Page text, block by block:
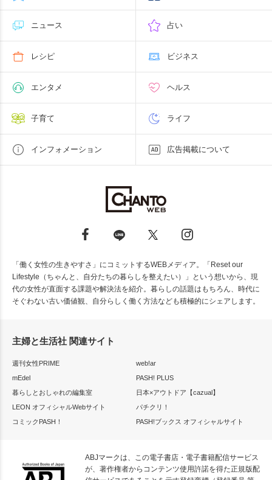
ニュース 占い
レシピ ビジネス
エンタメ ヘルス
子育て ライフ
インフォメーション 広告掲載について
「働く女性の生きやすさ」にコミットするWEBメディア。「Reset our
Lifestyle（ちゃんと、自分たちの暮らしを整えたい）」という想いから、現
代の女性が直面する課題や解決法を紹介。暮らしの話題はもちろん、時代に
そぐわない古い価値観、自分らしく働く方法なども積極的にシェアします。
主婦と生活社 関連サイト
週刊女性PRIME
web!ar
mEdel
PASH! PLUS
暮らしとおしゃれの編集室
日本×アウトドア【cazual】
LEON オフィシャルWebサイト
パチクリ！
コミックPASH！
PASH!ブックス オフィシャルサイト
ABJマークは、この電子書店・電子書籍配信サービス
が、著作権者からコンテンツ使用許諾を得た正規版配